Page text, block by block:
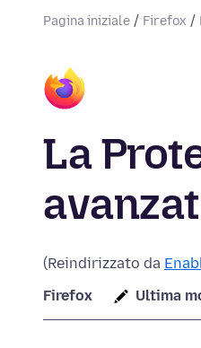
Pagina iniziale Firefox
La
(Reindirizzato da
Firefox
Ultima